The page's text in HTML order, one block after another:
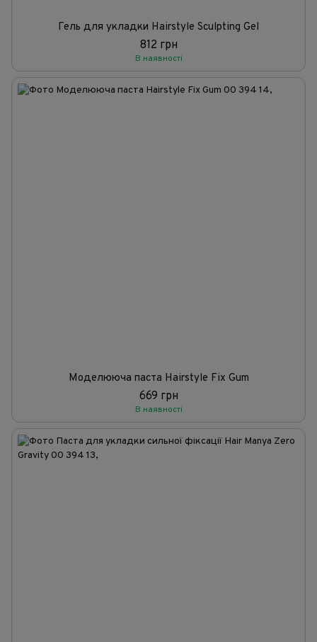
Гель для укладки Hairstyle Sculpting Gel
812 грн
В наявності
Моделююча паста Hairstyle Fix Gum
669 грн
В наявності